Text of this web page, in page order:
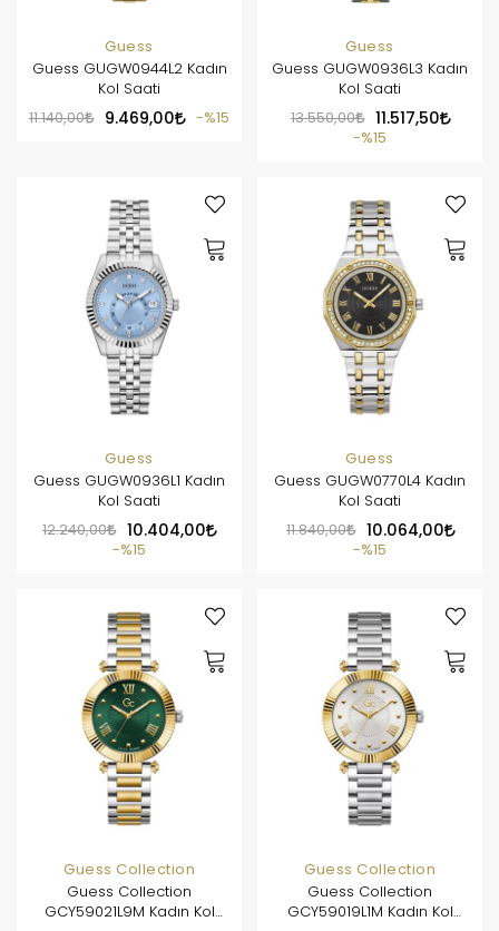
Guess
Guess GUGW0944L2 Kadın
Kol Saati
11.140,00
9.469,00 %15
Guess
Guess GUGW0936L3 Kadın
Kol Saati
13.550,00
11.517,50
%15
Guess
Guess GUGW0936L1 Kadın
Kol Saati
12.240,00
10.404,00
%15
Guess
Guess GUGW0770L4 Kadın
Kol Saati
11.840,00
10.064,00
%15
Guess Collection
Guess Collection
GCY59021L9M Kadın Kol
Guess Collection
Guess Collection
GCY59019L1M Kadın Kol